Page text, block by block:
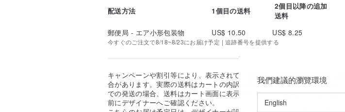
配送方法 1個目の送料
2個目以降の追加
送料
郵便局 - エア小形包装物
US$ 10.50 US$ 8.25
今すぐのご注文で8/18~8/23にお届け予定 | 追跡番号を提供する
キャンペーンや割引等により、表示されている送料と実際の送料が異なる場
合があります。実際の送料はカートの内訳に従います。 ※なお、送料着払い
での発送の場合、送料はカート画面に表示されません。おおよその送料は事
前にデザイナーへご確認ください。
我們建議的瀏覽環境